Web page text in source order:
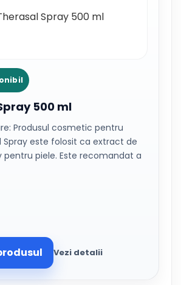
500 ml
Produsul cosmetic pentru
Spray este folosit ca extract de
piele. Este recomandat a
Vezi detalii